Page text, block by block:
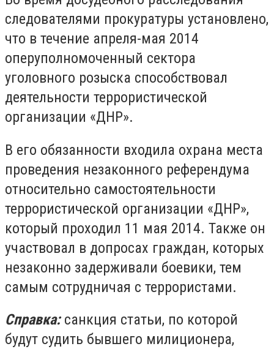
следователями прокуратуры установлено,
что в течение апреля-мая 2014
оперуполномоченный сектора
уголовного розыска способствовал
деятельности террористической
организации «ДНР».
В его обязанности входила охрана места
проведения незаконного референдума
относительно самостоятельности
террористической организации «ДНР»,
который проходил 11 мая 2014. Также он
участвовал в допросах граждан, которых
незаконно задерживали боевики, тем
самым сотрудничая с террористами.
Справка:санкция статьи, по которой
будут судить бывшего милиционера,